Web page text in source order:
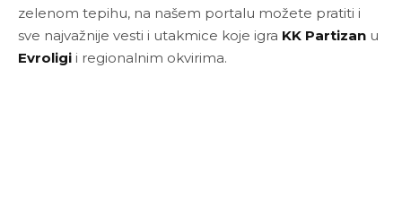
zelenom tepihu, na našem portalu možete pratiti i
sve najvažnije vesti i utakmice koje igra KK Partizan u
Evroligi i regionalnim okvirima.